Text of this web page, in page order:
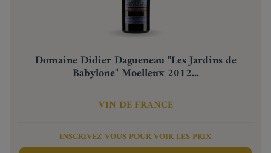
Domaine Didier Dagueneau "Les Jardins de
Babylone" Moelleux 2012...
VIN DE FRANCE
INSCRIVEZ-VOUS POUR VOIR LES PRIX